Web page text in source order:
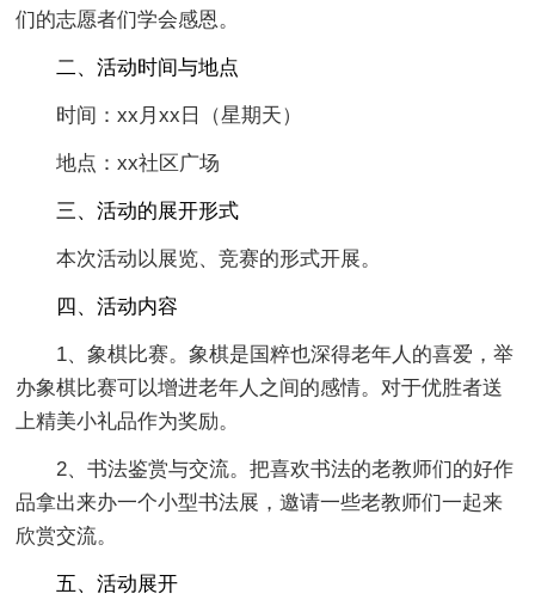
们的志愿者们学会感恩。
二、活动时间与地点
时间：xx月xx日（星期天）
地点：xx社区广场
三、活动的展开形式
本次活动以展览、竞赛的形式开展。
四、活动内容
1、象棋比赛。象棋是国粹也深得老年人的喜爱，举
办象棋比赛可以增进老年人之间的感情。对于优胜者送
上精美小礼品作为奖励。
2、书法鉴赏与交流。把喜欢书法的老教师们的好作
品拿出来办一个小型书法展，邀请一些老教师们一起来
欣赏交流。
五、活动展开